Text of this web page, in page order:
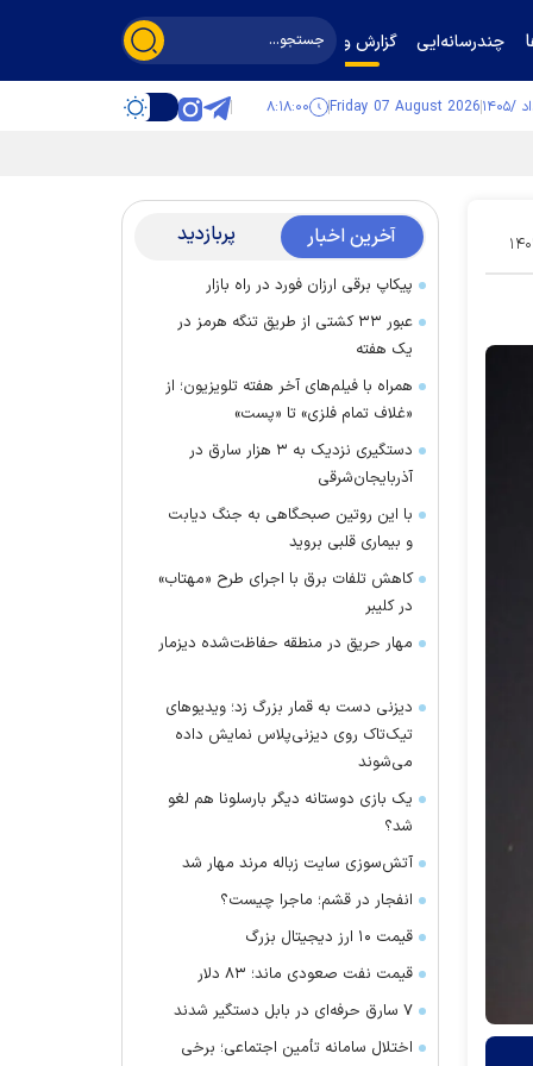
چندرسانه‌ایی گزارش و گفت‌وگو
Friday 07 August 2026 ۸:۱۸:۰۰
۱۳ آخرین اخبار پربازدید
پیکاپ برقی ارزان فورد در راه بازار
عبور ۳۳ کشتی از طریق تنگه هرمز در
یک هفته
همراه با فیلم‌های آخر هفته تلویزیون؛ از
«غلاف تمام فلزی» تا «پست»
دستگیری نزدیک به ۳ هزار سارق در
آذربایجان‌شرقی
با این روتین صبحگاهی به جنگ دیابت
و بیماری قلبی بروید
کاهش تلفات برق با اجرای طرح «مهتاب»
در کلیبر
مهار حریق در منطقه حفاظت‌شده دیزمار
دیزنی دست به قمار بزرگ زد؛ ویدیو‌های
تیک‌تاک روی دیزنی‌پلاس نمایش داده
می‌شوند
یک بازی دوستانه دیگر بارسلونا هم لغو
شد؟
آتش‌سوزی سایت زباله مرند مهار شد
انفجار در قشم؛ ماجرا چیست؟
قیمت ۱۰ ارز دیجیتال بزرگ
قیمت نفت صعودی ماند؛ ۸۳ دلار
۷ سارق حرفه‌ای در بابل دستگیر شدند
اختلال سامانه تأمین اجتماعی؛ برخی